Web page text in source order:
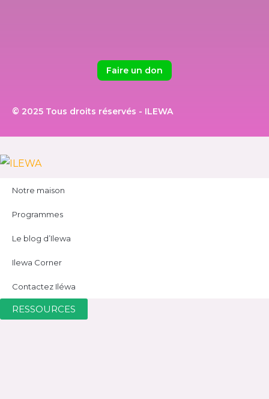
Faire un don
© 2025 Tous droits réservés - ILEWA
Notre maison
Programmes
Le blog d’Ilewa
Ilewa Corner
Contactez Iléwa
RESSOURCES